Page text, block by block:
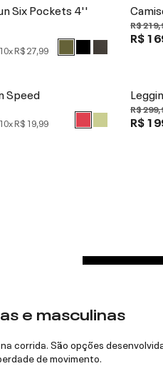
Six Pockets 4''
10xR$ 27,99
R$
R$
Speed
10xR$ 19,99
R$
R$
e masculinas
corrida. São opções
de movimento.